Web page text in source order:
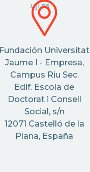
.uji.es
Fundación Universitat
Jaume I - Empresa,
Campus Riu Sec.
Edif. Escola de
Doctorat i Consell
Social, s/n
12071 Castelló de la
Plana, España